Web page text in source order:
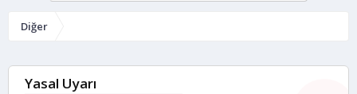
Diğer
Yasal Uyarı